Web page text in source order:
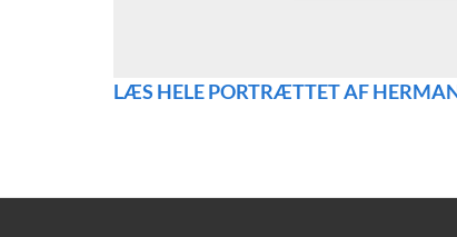
LÆS HELE PORTRÆTTET AF